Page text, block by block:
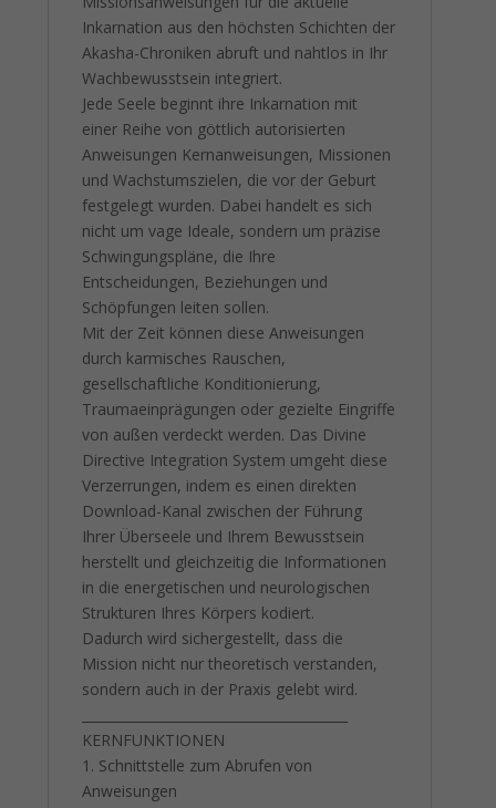
Inkarnation aus den höchsten Schichten der
Akasha-Chroniken abruft und nahtlos in Ihr
Wachbewusstsein integriert.
Jede Seele beginnt ihre Inkarnation mit
einer Reihe von göttlich autorisierten
Anweisungen Kernanweisungen, Missionen
und Wachstumszielen, die vor der Geburt
festgelegt wurden. Dabei handelt es sich
nicht um vage Ideale, sondern um präzise
Schwingungspläne, die Ihre
Entscheidungen, Beziehungen und
Schöpfungen leiten sollen.
Mit der Zeit können diese Anweisungen
durch karmisches Rauschen,
gesellschaftliche Konditionierung,
Traumaeinprägungen oder gezielte Eingriffe
von außen verdeckt werden. Das Divine
Directive Integration System umgeht diese
Verzerrungen, indem es einen direkten
Download-Kanal zwischen der Führung
Ihrer Überseele und Ihrem Bewusstsein
herstellt und gleichzeitig die Informationen
in die energetischen und neurologischen
Strukturen Ihres Körpers kodiert.
Dadurch wird sichergestellt, dass die
Mission nicht nur theoretisch verstanden,
sondern auch in der Praxis gelebt wird.
KERNFUNKTIONEN
1. Schnittstelle zum Abrufen von
Anweisungen